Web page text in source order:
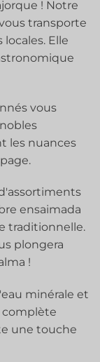
! Notre
transporte
Elle
vous
les nuances
ensaimada
traditionnelle.
plongera
!
minérale et
complète
une touche